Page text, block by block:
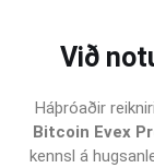
Við
Háþróaðir
Bitcoin Evex
kennsl á